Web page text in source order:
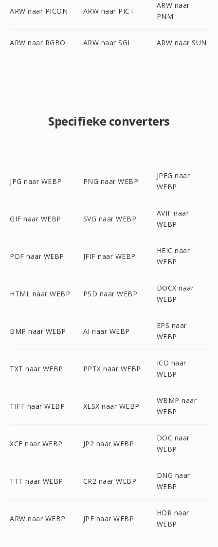
ARW naar PICON ARW naar PICT
ARW naar
PNM
ARW naar RGBO ARW naar SGI ARW naar SUN
Specifieke converters
JPG naar WEBP PNG naar WEBP
JPEG naar
WEBP
GIF naar WEBP SVG naar WEBP
AVIF naar
WEBP
PDF naar WEBP JFIF naar WEBP
HEIC naar
WEBP
HTML naar WEBP PSD naar WEBP
DOCX naar
WEBP
BMP naar WEBP AI naar WEBP
EPS naar
WEBP
TXT naar WEBP PPTX naar WEBP
ICO naar
WEBP
TIFF naar WEBP XLSX naar WEBP
WBMP naar
WEBP
XCF naar WEBP JP2 naar WEBP
DOC naar
WEBP
TTF naar WEBP CR2 naar WEBP
DNG naar
WEBP
ARW naar WEBP JPE naar WEBP
HDR naar
WEBP